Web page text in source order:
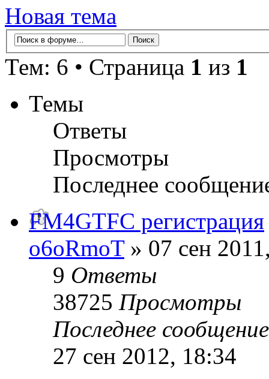
Новая тема
Тем: 6 • Страница 1 из 1
Темы
Ответы
Просмотры
Последнее
FM4GTFC регистрация
o6oRmoT» 07 сен
9 Ответы
38725 Просмотры
Последнее
27 сен 2012, 18:34